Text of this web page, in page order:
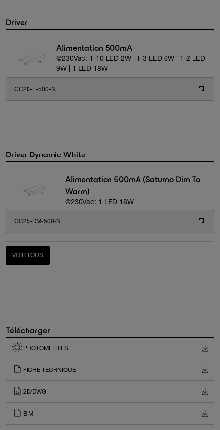
Driver
Alimentation 500mA
@230Vac: 1-10 LED 2W | 1-3 LED 6W | 1-2 LED
9W | 1 LED 18W
CC20-F-500-N
Driver Dynamic White
Alimentation 500mA (Saturno Dim To
Warm)
@230Vac: 1 LED 18W
CC25-DM-500-N
VOIR TOUS
Télécharger
PHOTOMÉTRIES
FICHE TECHNIQUE
2D/DWG
BIM